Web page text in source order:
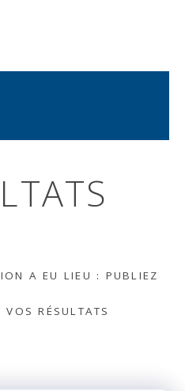
A EU LIEU : PUBLIEZ
VOS RÉSULTATS